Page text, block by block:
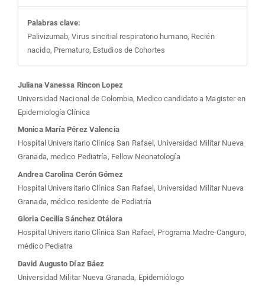
Palabras clave:
Palivizumab, Virus sincitial respiratorio humano, Recién
nacido, Prematuro, Estudios de Cohortes
Contenido
principal
del
artículo
Juliana Vanessa Rincon Lopez
Universidad Nacional de Colombia, Medico candidato a Magister en
Epidemiología Clínica
Monica María Pérez Valencia
Hospital Universitario Clínica San Rafael, Universidad Militar Nueva
Granada, medico Pediatría, Fellow Neonatología
Andrea Carolina Cerón Gómez
Hospital Universitario Clínica San Rafael, Universidad Militar Nueva
Granada, médico residente de Pediatría
Gloria Cecilia Sánchez Otálora
Hospital Universitario Clínica San Rafael, Programa Madre-Canguro,
médico Pediatra
David Augusto Díaz Báez
Universidad Militar Nueva Granada, Epidemiólogo